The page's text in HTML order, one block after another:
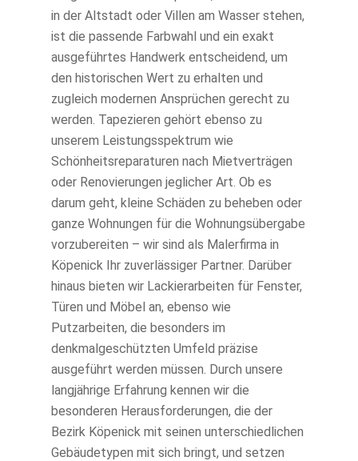
in der Altstadt oder Villen am Wasser stehen,
ist die passende Farbwahl und ein exakt
ausgeführtes Handwerk entscheidend, um
den historischen Wert zu erhalten und
zugleich modernen Ansprüchen gerecht zu
werden. Tapezieren gehört ebenso zu
unserem Leistungsspektrum wie
Schönheitsreparaturen nach Mietverträgen
oder Renovierungen jeglicher Art. Ob es
darum geht, kleine Schäden zu beheben oder
ganze Wohnungen für die Wohnungsübergabe
vorzubereiten – wir sind als Malerfirma in
Köpenick Ihr zuverlässiger Partner. Darüber
hinaus bieten wir Lackierarbeiten für Fenster,
Türen und Möbel an, ebenso wie
Putzarbeiten, die besonders im
denkmalgeschützten Umfeld präzise
ausgeführt werden müssen. Durch unsere
langjährige Erfahrung kennen wir die
besonderen Herausforderungen, die der
Bezirk Köpenick mit seinen unterschiedlichen
Gebäudetypen mit sich bringt, und setzen